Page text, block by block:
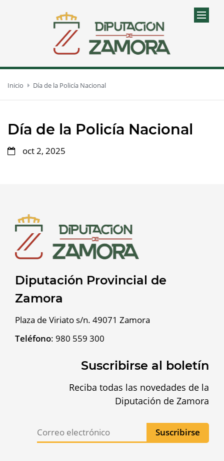
Inicio Día de la Policía Nacional
Día de la Policía Nacional
oct 2, 2025
Diputación Provincial de
Zamora
Plaza de Viriato s/n. 49071 Zamora
Teléfono: 980 559 300
Suscribirse al boletín
Reciba todas las novedades de la
Diputación de Zamora